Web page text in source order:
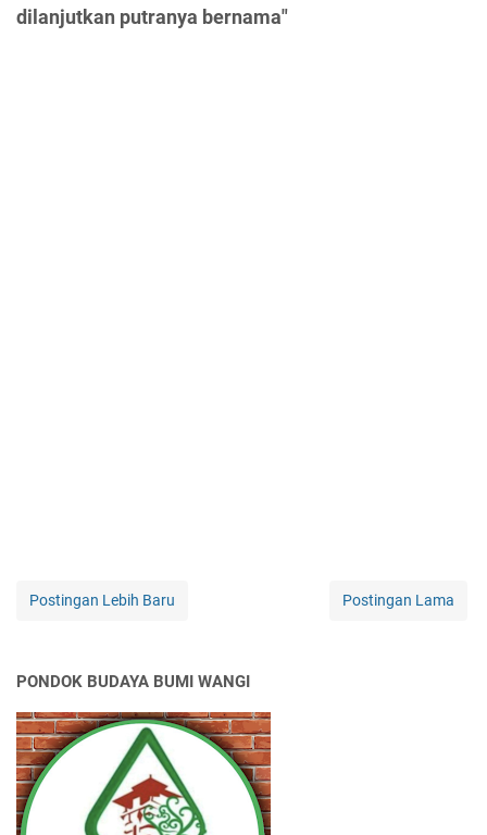
dilanjutkan putranya bernama"
Postingan Lebih Baru Postingan Lama
PONDOK BUDAYA BUMI WANGI